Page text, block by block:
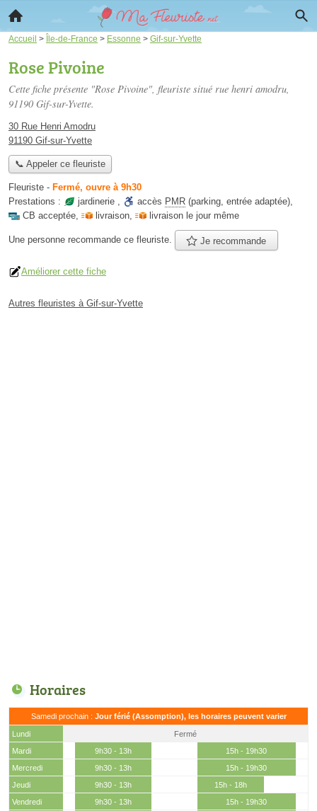
Accueil > Île-de-France > Essonne > Gif-sur-Yvette
Rose Pivoine
Cette fiche présente "Rose Pivoine", fleuriste situé rue henri amodru,
91190 Gif-sur-Yvette.
30 Rue Henri Amodru
91190 Gif-sur-Yvette
📞 Appeler ce fleuriste
Fleuriste - Fermé, ouvre à 9h30
Prestations :
jardinerie , accès PMR (parking, entrée adaptée),
CB acceptée, livraison, livraison le jour même
Une personne recommande ce fleuriste. Je recommande
Améliorer cette fiche
Autres fleuristes à Gif-sur-Yvette
Horaires
Samedi prochain : Jour férié (Assomption), les horaires peuvent varier
Lundi
Fermé
Mardi
9h30 - 13h
15h - 19h30
Mercredi
9h30 - 13h
15h - 19h30
Jeudi
9h30 - 13h
15h - 18h
Vendredi
9h30 - 13h
15h - 19h30